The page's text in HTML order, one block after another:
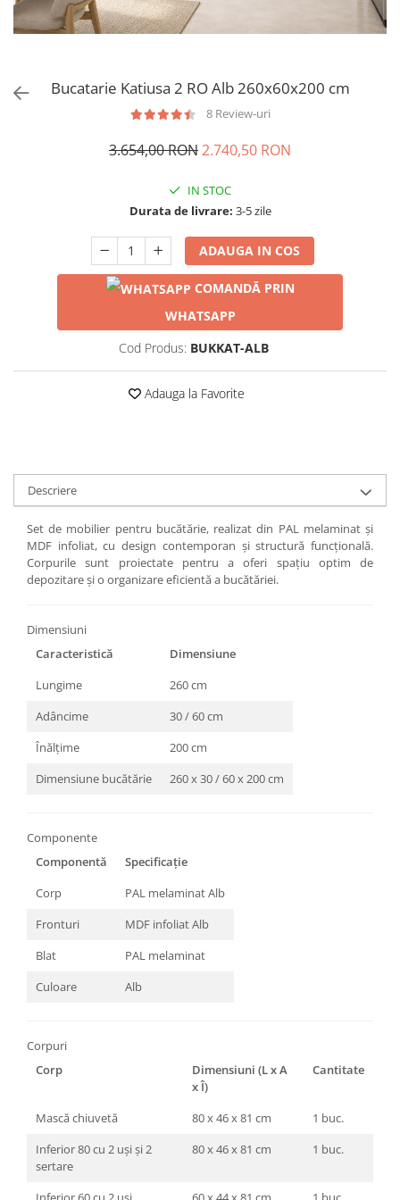
Bucatarie Katiusa 2 RO Alb 260x60x200 cm
8 Review-uri
3.654,00 RON2.740,50 RON
IN STOC
Durata de livrare: 3-5 zile
ADAUGA IN COS
COMANDĂ PRIN
WHATSAPP
Cod Produs: BUKKAT-ALB
Adauga la Favorite
Descriere
Set de mobilier pentru bucătărie, realizat din PAL melaminat și
MDF infoliat, cu design contemporan și structură funcțională.
Corpurile sunt proiectate pentru a oferi spațiu optim de
depozitare și o organizare eficientă a bucătăriei.
Dimensiuni
Caracteristică
Dimensiune
Lungime
260 cm
Adâncime
30 / 60 cm
Înălțime
200 cm
Dimensiune bucătărie
260 x 30 / 60 x 200 cm
Componente
Componentă
Specificație
Corp
PAL melaminat Alb
Fronturi
MDF infoliat Alb
Blat
PAL melaminat
Culoare
Alb
Corpuri
Corp
Dimensiuni (L x A
x Î)
Cantitate
Mască chiuvetă 80 x 46 x 81 cm
1 buc.
Inferior 80 cu 2 uși și 2
sertare
80 x 46 x 81 cm 1 buc.